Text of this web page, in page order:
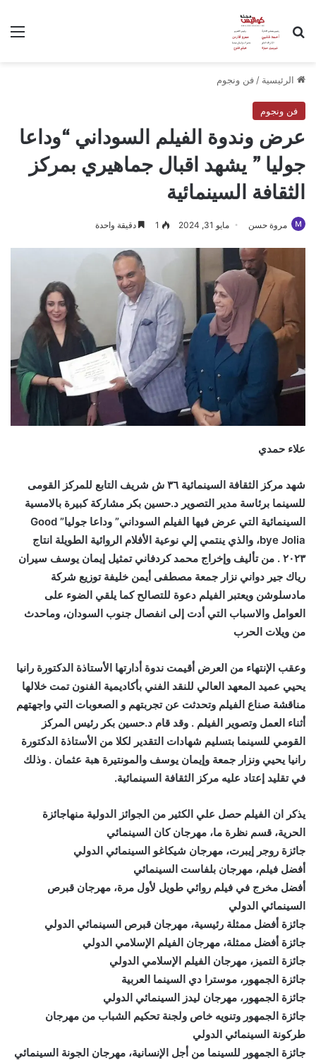
بحث عن
الرئيسية / فن ونجوم
فن ونجوم
عرض وندوة الفيلم السوداني “وداعا
جوليا ” يشهد اقبال جماهيري بمركز
الثقافة السينمائية
مروة حسن مايو 31, 2024 1 دقيقة واحدة
علاء حمدي
شهد مركز الثقافة السينمائية ٣٦ ش شريف التابع للمركز القومى
للسينما برئاسة مدير التصوير د.حسين بكر مشاركة كبيرة بالامسية
السينمائية التي عرض فيها الفيلم السوداني” وداعا جوليا” Good
bye Jolia، والذي ينتمي إلي نوعية الأفلام الروائية الطويلة انتاج
٢٠٢٣ . من تأليف وإخراج محمد كردفاني تمثيل إيمان يوسف سيران
رياك جير دواني نزار جمعة مصطفى أيمن خليفة توزيع شركة
مادسلوشن ويعتبر الفيلم دعوة للتصالح كما يلقي الضوء على
العوامل والاسباب التي أدت إلى انفصال جنوب السودان، وماحدث
من ويلات الحرب
وعقب الإنتهاء من العرض أقيمت ندوة أدارتها الأستاذة الدكتورة رانيا
يحيي عميد المعهد العالي للنقد الفني بأكاديمية الفنون تمت خلالها
مناقشة صناع الفيلم وتحدثت عن تجربتهم و الصعوبات التي واجهتهم
أثناء العمل وتصوير الفيلم . وقد قام د.حسين بكر رئيس المركز
القومي للسينما بتسليم شهادات التقدير لكلا من الأستاذة الدكتورة
رانيا يحيي ونزار جمعة وإيمان يوسف والمونتيرة هبة عثمان . وذلك
في تقليد إعتاد عليه مركز الثقافة السينمائية.
يذكر ان الفيلم حصل علي الكثير من الجوائز الدولية منهاجائزة
الحرية، قسم نظرة ما، مهرجان كان السينمائي
جائزة روجر إيبرت، مهرجان شيكاغو السينمائي الدولي
أفضل فيلم، مهرجان بلفاست السينمائي
أفضل مخرج في فيلم روائي طويل لأول مرة، مهرجان قبرص
السينمائي الدولي
جائزة أفضل ممثلة رئيسية، مهرجان قبرص السينمائي الدولي
جائزة أفضل ممثلة، مهرجان الفيلم الإسلامي الدولي
جائزة التميز، مهرجان الفيلم الإسلامي الدولي
جائزة الجمهور، موسترا دي السينما العربية
جائزة الجمهور، مهرجان ليدز السينمائي الدولي
جائزة الجمهور وتنويه خاص ولجنة تحكيم الشباب من مهرجان
طركونة السينمائي الدولي
جائزة الجمهور للسينما من أجل الإنسانية، مهرجان الجونة السينمائي